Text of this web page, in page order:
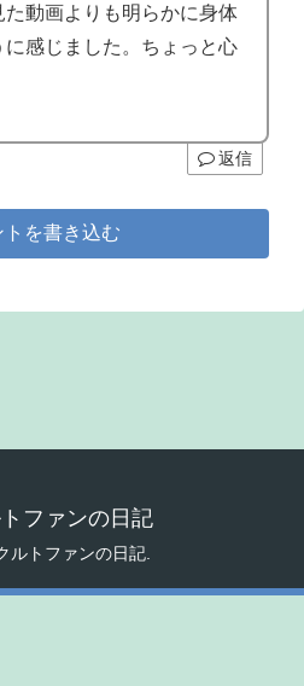
動画よりも明らかに身体
感じました。ちょっと心
返信
トを書き込む
ファンの日記
ルトファンの日記.